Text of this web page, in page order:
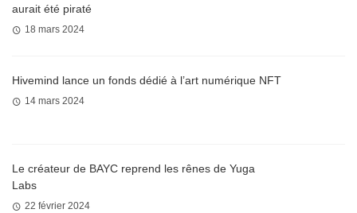
aurait été piraté
18 mars 2024
Hivemind lance un fonds dédié à l’art numérique NFT
14 mars 2024
Le créateur de BAYC reprend les rênes de Yuga
Labs
22 février 2024